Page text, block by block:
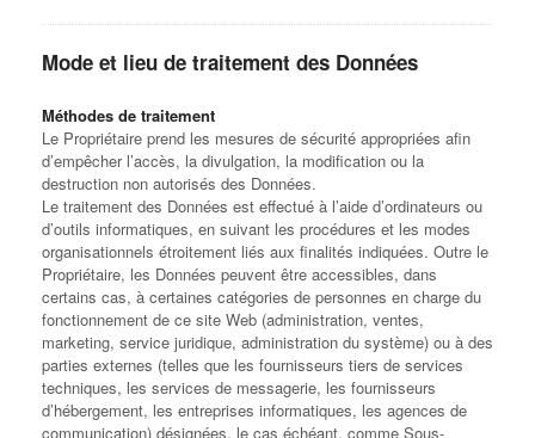
Mode et lieu de traitement des Données
Méthodes de traitement
Le Propriétaire prend les mesures de sécurité appropriées afin
d’empêcher l’accès, la divulgation, la modification ou la
destruction non autorisés des Données.
Le traitement des Données est effectué à l’aide d’ordinateurs ou
d’outils informatiques, en suivant les procédures et les modes
organisationnels étroitement liés aux finalités indiquées. Outre le
Propriétaire, les Données peuvent être accessibles, dans
certains cas, à certaines catégories de personnes en charge du
fonctionnement de ce site Web (administration, ventes,
marketing, service juridique, administration du système) ou à des
parties externes (telles que les fournisseurs tiers de services
techniques, les services de messagerie, les fournisseurs
d’hébergement, les entreprises informatiques, les agences de
communication) désignées, le cas échéant, comme Sous-